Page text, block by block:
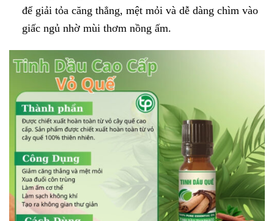
để giải tỏa căng thẳng, mệt mỏi và dễ dàng chìm vào
giấc ngủ nhờ mùi thơm nồng ấm.